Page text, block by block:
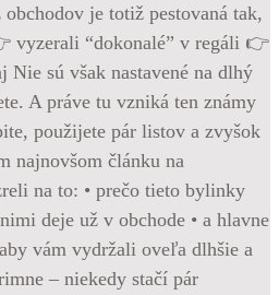
je totiž pestovaná tak,
vyzerali “dokonalé” v regáli 👉
Nie sú však nastavené na dlhý
A práve tu vzniká ten známy
použijete pár listov a zvyšok
najnovšom článku na
na to: • prečo tieto bylinky
deje už v obchode • a hlavne
vám vydržali oveľa dlhšie a
– niekedy stačí pár